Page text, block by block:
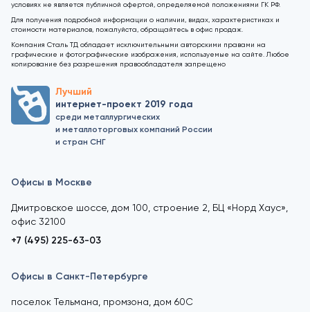
условиях не является публичной офертой, определяемой положениями ГК РФ.
Для получения подробной информации о наличии, видах, характеристиках и
стоимости материалов, пожалуйста, обращайтесь в офис продаж.
Компания Сталь ТД обладает исключительными авторскими правами на
графические и фотографические изображения, используемые на сайте. Любое
копирование без разрешения правообладателя запрещено
Лучший
интернет-проект 2019 года
среди металлургических
и металлоторговых компаний России
и стран СНГ
Офисы в Москве
Дмитровское шоссе, дом 100, строение 2, БЦ «Норд Хаус»,
офис 32100
+7 (495) 225-63-03
Офисы в Санкт-Петербурге
поселок Тельмана, промзона, дом 60С